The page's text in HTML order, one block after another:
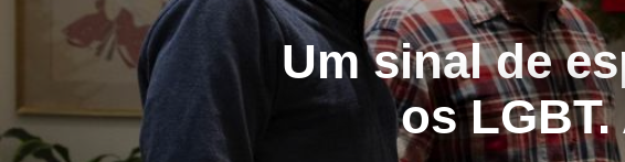
Um sinal de
os